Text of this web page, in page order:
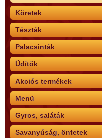
Köretek
Tészták
Palacsinták
Üdítők
Akciós termékek
Menü
Gyros, saláták
Savanyúság, öntetek